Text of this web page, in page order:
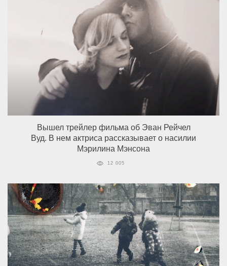
Вышел трейлер фильма об Эван Рейчел
Вуд. В нем актриса рассказывает о насилии
Мэрилина Мэнсона
12 005